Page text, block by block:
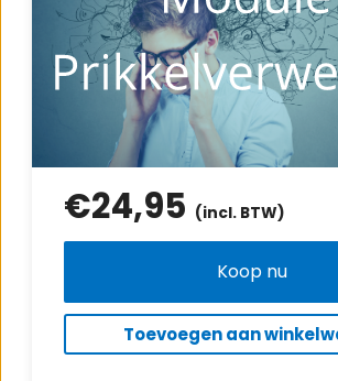
€24,95 (incl. BTW)
Koop nu
Toevoegen aan
Prikkelverwerking kan een grote
hebben op je dagelijks leven,
autisme hebt. Misschien ervaar
regelmatig overprikkeling of
weinig prikkels, wat voor
kan zorgen. Deze module is
ontwikkeld om jou te helpen
prikkels werken en hoe je ze
reguleren. Met duidelijke uitleg
tips leer je hoe je prikkels beter
reguleren, zodat je meer rust
leven kunt vinden.
In de basiscursus heb ik al wat